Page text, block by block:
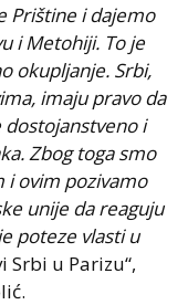
Prištine i dajemo
i Metohiji. To je
okupljanje. Srbi,
imaju pravo da
dostojanstveno i
Zbog toga smo
i ovim pozivamo
unije da reaguju
poteze vlasti u
Srbi u Parizu“,